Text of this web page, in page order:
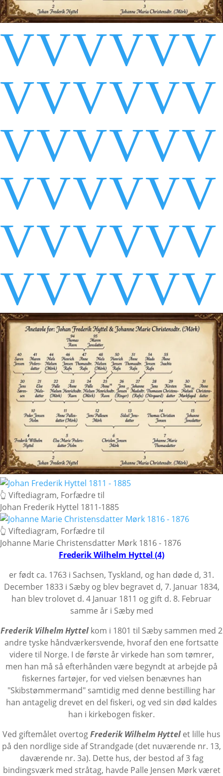
VVVVVV
VVVVVV
VVVVVV
VVVVVV
VVVVVV
VVVVVV
👆 Viftediagram, Forfædre til
Johan Frederik Hyttel 1811-1885
👆 Viftediagram, Forfædre til
Johanne Marie Christensdatter Mørk 1816 - 1876
Frederik Wilhelm Hyttel (4)
er født ca. 1763 i Sachsen, Tyskland, og han døde d, 31.
December 1833 i Sæby og blev begravet d, 7. Januar 1834,
han blev trolovet d. 4 Januar 1811 og gift d. 8. Februar
samme år i Sæby med
Frederik Vilhelm Hyttel kom i 1801 til Sæby sammen med 2
andre tyske håndværkersvende, hvoraf den ene fortsatte
videre til Norge. I de første år virkede han som tømrer,
men han må så efterhånden være begyndt at arbejde på
fiskernes fartøjer, for ved vielsen benævnes han
"Skibstømmermand" samtidig med denne bestilling har
han antagelig drevet en del fiskeri, og ved sin død kaldes
han i kirkebogen fisker.
Ved giftemålet overtogFrederik Wilhelm Hyttel et lille hus
på den nordlige side afStrandgade (det nuværende nr. 13,
daværende nr. 3a). Dette hus, der bestod af 3 fag
bindingsværk med stråtag, havde Palle Jensen Mørk været